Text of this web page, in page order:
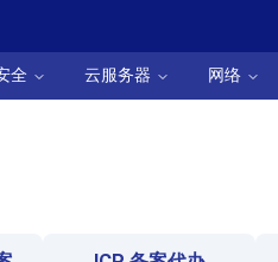
全 云服务器 网络